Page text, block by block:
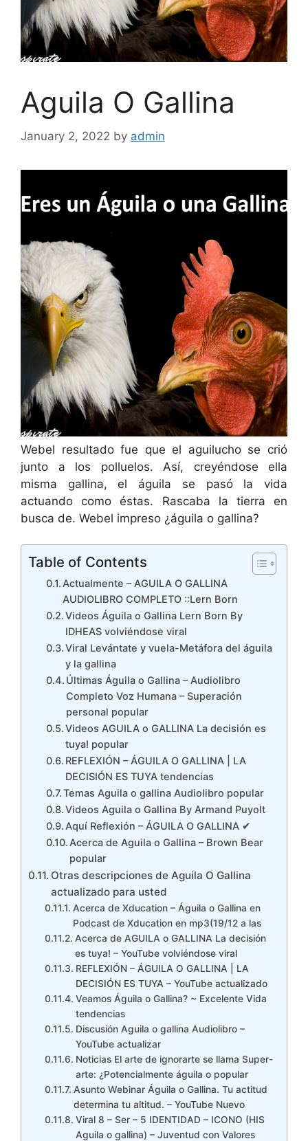
Aguila O Gallina
January 2, 2022 by admin
Webel resultado fue que el aguilucho se crió
junto a los polluelos. Así, creyéndose ella
misma gallina, el águila se pasó la vida
actuando como éstas. Rascaba la tierra en
busca de. Webel impreso ¿águila o gallina?
Table of Contents
Actualmente – AGUILA O GALLINA
AUDIOLIBRO COMPLETO ::Lern Born
Videos Águila o Gallina Lern Born By
IDHEAS volviéndose viral
Viral Levántate y vuela-Metáfora del águila
y la gallina
Últimas Águila o Gallina – Audiolibro
Completo Voz Humana – Superación
personal popular
Videos AGUILA o GALLINA La decisión es
tuya! popular
REFLEXIÓN – ÁGUILA O GALLINA | LA
DECISIÓN ES TUYA tendencias
Temas Aguila o gallina Audiolibro popular
Videos Aguila o Gallina By Armand Puyolt
Aquí Reflexión – ÁGUILA O GALLINA ✔
Acerca de Aguila o Gallina – Brown Bear
popular
Otras descripciones de Aguila O Gallina
actualizado para usted
Acerca de Xducation – Águila o Gallina en
Podcast de Xducation en mp3(19/12 a las
Acerca de AGUILA o GALLINA La decisión
es tuya! – YouTube volviéndose viral
REFLEXIÓN – ÁGUILA O GALLINA | LA
DECISIÓN ES TUYA – YouTube actualizado
Veamos Águila o Gallina? ~ Excelente Vida
tendencias
Discusión Aguila o gallina Audiolibro –
YouTube actualizar
Noticias El arte de ignorarte se llama Super-
arte: ¿Potencialmente águila o popular
Asunto Webinar Águila o Gallina. Tu actitud
determina tu altitud. – YouTube Nuevo
Viral 8 – Ser – 5 IDENTIDAD – ICONO (HIS
Aguila o gallina) – Juventud con Valores